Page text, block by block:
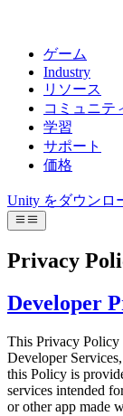
ゲーム
Industry
リソース
コミュニテ
学習
サポート
価格
Unityエンジン
任意のプラット
チームでの共同
プランと価格
デプロイ
3Dコラボレーショ
リアルタイムで
没入型環境での
顧客体験
インタラクティ
業界
ドキュメント
公式ユーザーマ
開発者ツール
ロードマップ
今後の機能をレ
ディスカッション
議論、問題解決
イベント
コミュニティス
Made with Unity
Unityクリエイタ
Unity Learn
Unityトレーナー
スタートガイド
学習を開始しま
ヘルプを得る
Unityで成功する
専門的なサポー
FAQ
よくある質問へ
お問い合わせ
Unity をダウンロ
Privacy
Developer
This Privacy Policy
Developer
this Policy is
services intended
or other app made